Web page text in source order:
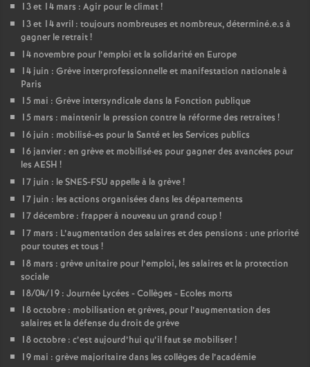
l
é
a
n
T
o
u
r
s
13 et 14 mars : Agir pour le climat!
13 et 14 avril : toujours nombreuses et nombreux, déterminé.e.s à
gagner le retrait!
14 novembre pour l’emploi et la solidarité en Europe
14 juin : Grève interprofessionnelle et manifestation nationale à
Paris
15 mai : Grève intersyndicale dans la Fonction publique
15 mars : maintenir la pression contre la réforme des retraites !
16 juin : mobilisé-es pour la Santé et les Services publics
16 janvier : en grève et mobilisé·es pour gagner des avancées pour
les AESH !
17 juin : le SNES-FSU appelle à la grève!
17 juin : les actions organisées dans les départements
17 décembre : frapper à nouveau un grand coup!
17 mars : L’augmentation des salaires et des pensions : une priorité
pour toutes et tous !
18 mars : grève unitaire pour l’emploi, les salaires et la protection
sociale
18/04/19 : Journée Lycées - Collèges - Ecoles morts
18 octobre : mobilisation et grèves, pour l’augmentation des
salaires et la défense du droit de grève
18 octobre : c’est aujourd’hui qu’il faut se mobiliser!
19 mai : grève majoritaire dans les collèges de l’académie